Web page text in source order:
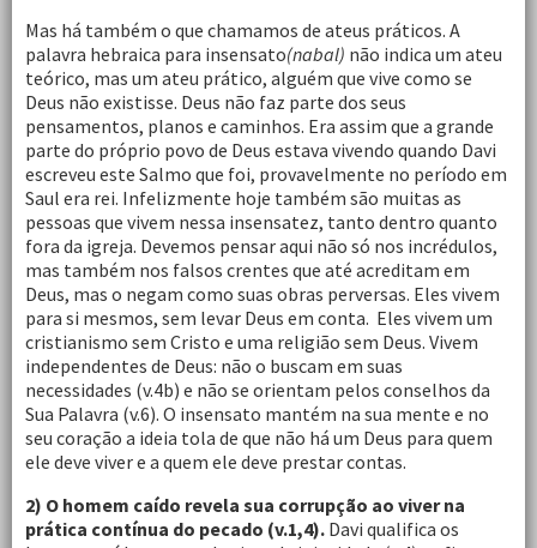
Mas há também o que chamamos de ateus práticos. A
palavra hebraica para insensato(nabal) não indica um ateu
teórico, mas um ateu prático, alguém que vive como se
Deus não existisse. Deus não faz parte dos seus
pensamentos, planos e caminhos. Era assim que a grande
parte do próprio povo de Deus estava vivendo quando Davi
escreveu este Salmo que foi, provavelmente no período em
Saul era rei. Infelizmente hoje também são muitas as
pessoas que vivem nessa insensatez, tanto dentro quanto
fora da igreja. Devemos pensar aqui não só nos incrédulos,
mas também nos falsos crentes que até acreditam em
Deus, mas o negam como suas obras perversas. Eles vivem
para si mesmos, sem levar Deus em conta. Eles vivem um
cristianismo sem Cristo e uma religião sem Deus. Vivem
independentes de Deus: não o buscam em suas
necessidades (v.4b) e não se orientam pelos conselhos da
Sua Palavra (v.6). O insensato mantém na sua mente e no
seu coração a ideia tola de que não há um Deus para quem
ele deve viver e a quem ele deve prestar contas.
2) O homem caído revela sua corrupção ao viver na
prática contínua do pecado (v.1,4). Davi qualifica os